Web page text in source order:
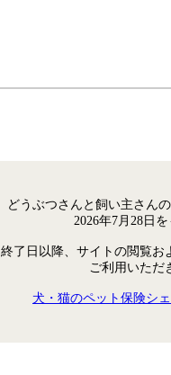
どうぶつさんと飼い主さん
2026年7月28日
終了日以降、サイトの閲覧お
ご利用いただ
犬・猫のペット保険シ